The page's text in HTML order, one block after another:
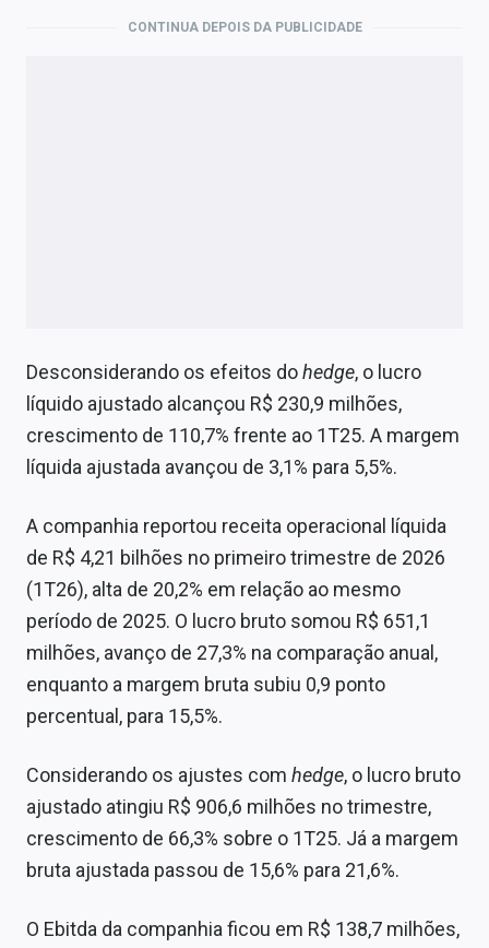
Tecnologia
Conteúdo de Marca
Sobre
Expediente
Contato
CONTINUA DEPOIS DA PUBLICIDADE
Desconsiderando os efeitos dohedge, o lucro
líquido ajustado alcançou R$ 230,9 milhões,
crescimento de 110,7% frente ao 1T25. A margem
líquida ajustada avançou de 3,1% para 5,5%.
A companhia reportou receita operacional líquida
de R$ 4,21 bilhões no primeiro trimestre de 2026
(1T26), alta de 20,2% em relação ao mesmo
período de 2025. O lucro bruto somou R$ 651,1
milhões, avanço de 27,3% na comparação anual,
enquanto a margem bruta subiu 0,9 ponto
percentual, para 15,5%.
Considerando os ajustes com hedge, o lucro bruto
ajustado atingiu R$ 906,6 milhões no trimestre,
crescimento de 66,3% sobre o 1T25. Já a margem
bruta ajustada passou de 15,6% para 21,6%.
O Ebitda da companhia ficou em R$ 138,7 milhões,